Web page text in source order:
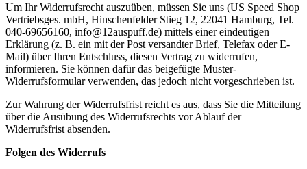
Um Ihr Widerrufsrecht auszuüben, müssen Sie uns (US Speed Shop
Vertriebsges. mbH, Hinschenfelder Stieg 12, 22041 Hamburg, Tel.
040-69656160, info@12auspuff.de) mittels einer eindeutigen
Erklärung (z. B. ein mit der Post versandter Brief, Telefax oder E-
Mail) über Ihren Entschluss, diesen Vertrag zu widerrufen,
informieren. Sie können dafür das beigefügte Muster-
Widerrufsformular verwenden, das jedoch nicht vorgeschrieben ist.
Zur Wahrung der Widerrufsfrist reicht es aus, dass Sie die Mitteilung
über die Ausübung des Widerrufsrechts vor Ablauf der
Widerrufsfrist absenden.
Folgen des Widerrufs